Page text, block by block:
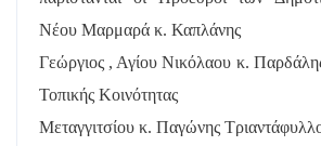
Νέου Μαρμαρά κ. Καπλάνης
Γεώργιος , Αγίου Νικόλαου κ.
Τοπικής Κοινότητας
Μεταγγιτσίου κ. Παγώνης